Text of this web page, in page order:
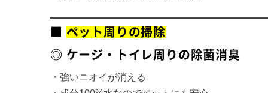
ペット周りの掃除
◎ ケージ・トイレ周りの除菌消臭
・強いニオイが消える